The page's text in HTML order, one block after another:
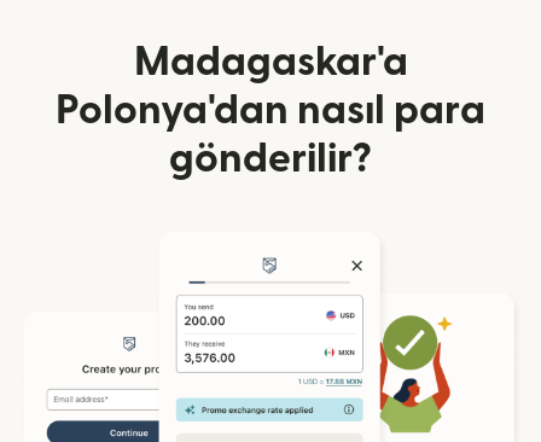
Madagaskar'a
Polonya'dan nasıl para
gönderilir?